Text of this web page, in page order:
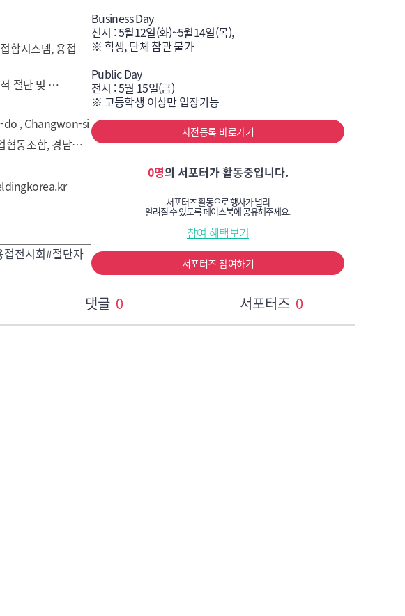
합시스템, 용접
절단 및
털 공정 & SW)
분석기기)
보호구 및
do , Changwon-si
(재)경남관광재단, 엑스포럼, 한국용접공업협동조합, 경남로봇산업협회
전시회#절단자
Business Day
전시 : 5월12일(화)~5월14일(목),
※ 학생, 단체 참관 불가
Public Day
전시 : 5월 15일(금)
※ 고등학생 이상만 입장가능
사전등록 바로가기
0명의 서포터가 활동중입니다.
서포터즈 활동으로 행사가 널리
알려질 수 있도록 페이스북에 공유해주세요.
참여 혜택보기
서포터즈 참여하기
댓글 0 서포터즈 0